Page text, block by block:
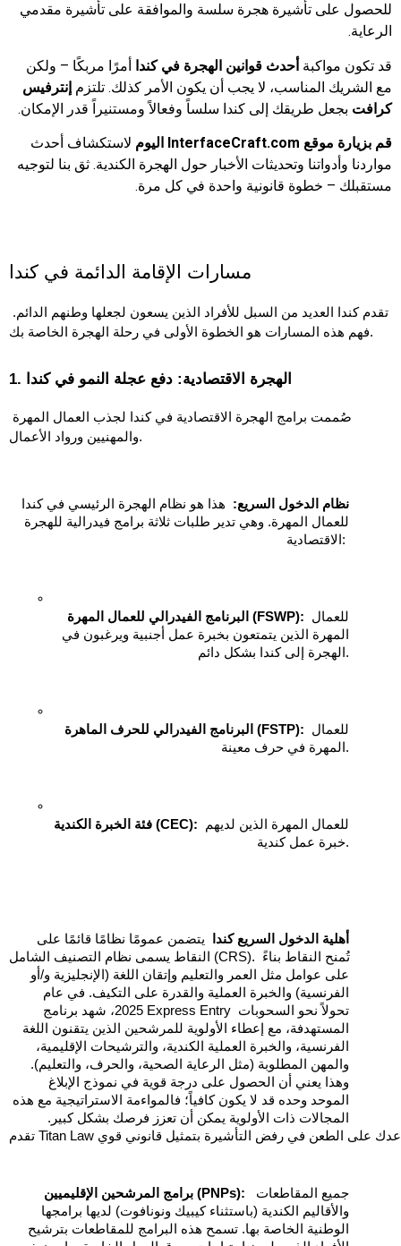
للحصول على تأشيرة هجرة سلسة والموافقة على تأشيرة مقدمي
الرعاية.
قد تكون مواكبةأحدث قوانين الهجرة في كنداأمرًا مربكًا – ولكن
مع الشريك المناسب، لا يجب أن يكون الأمر كذلك. تلتزمإنترفيس
كرافتبجعل طريقك إلى كندا سلساً وفعالاً ومستنيراً قدر الإمكان.
قم بزيارة موقع InterfaceCraft.com اليوم
لاستكشاف أحدث
مواردنا وأدواتنا وتحديثات الأخبار حول الهجرة الكندية. ثق بنا لتوجيه
مستقبلك – خطوة قانونية واحدة في كل مرة.
مسارات الإقامة الدائمة في كندا
تقدم كندا العديد من السبل للأفراد الذين يسعون لجعلها وطنهم الدائم.
1. الهجرة الاقتصادية: دفع عجلة النمو في كندا
صُممت برامج الهجرة الاقتصادية في كندا لجذب العمال المهرة
نظام الدخول السريع:
  هذا هو نظام الهجرة الرئيسي في كندا
للعمال المهرة. وهي تدير طلبات ثلاثة برامج فيدرالية للهجرة
البرنامج الفيدرالي للعمال المهرة (FSWP):
للعمال
المهرة الذين يتمتعون بخبرة عمل أجنبية ويرغبون في
البرنامج الفيدرالي للحرف الماهرة (FSTP):
للعمال
فئة الخبرة الكندية (CEC):
أهلية الدخول السريع كندا
  يتضمن عمومًا نظامًا قائمًا على
النقاط يسمى نظام التصنيف الشامل (CRS). تُمنح النقاط بناءً
على عوامل مثل العمر والتعليم وإتقان اللغة (الإنجليزية و/أو
الفرنسية) والخبرة العملية والقدرة على التكيف. في عام
2025، شهد برنامج Express Entry تحولاً نحو السحوبات
المستهدفة، مع إعطاء الأولوية للمرشحين الذين يتقنون اللغة
الفرنسية، والخبرة العملية الكندية، والترشيحات الإقليمية،
والمهن المطلوبة (مثل الرعاية الصحية، والحرف، والتعليم).
وهذا يعني أن الحصول على درجة قوية في نموذج الإبلاغ
الموحد وحده قد لا يكون كافياً؛ فالمواءمة الاستراتيجية مع هذه
المجالات ذات الأولوية يمكن أن تعزز فرصك بشكل كبير.
برامج المرشحين الإقليميين (PNPs):
  جميع المقاطعات
والأقاليم الكندية (باستثناء كيبيك ونونافوت) لديها برامجها
الوطنية الخاصة بها. تسمح هذه البرامج للمقاطعات بترشيح